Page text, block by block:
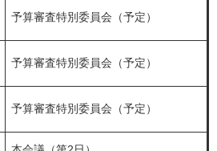
予算審査特別委員会（予定）
予算審査特別委員会（予定）
予算審査特別委員会（予定）